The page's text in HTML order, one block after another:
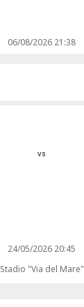
06/08/2026 21:38
vs
24/05/2026 20:45
Stadio "Via del Mare"